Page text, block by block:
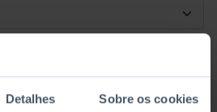
Detalhes Sobre os cookies